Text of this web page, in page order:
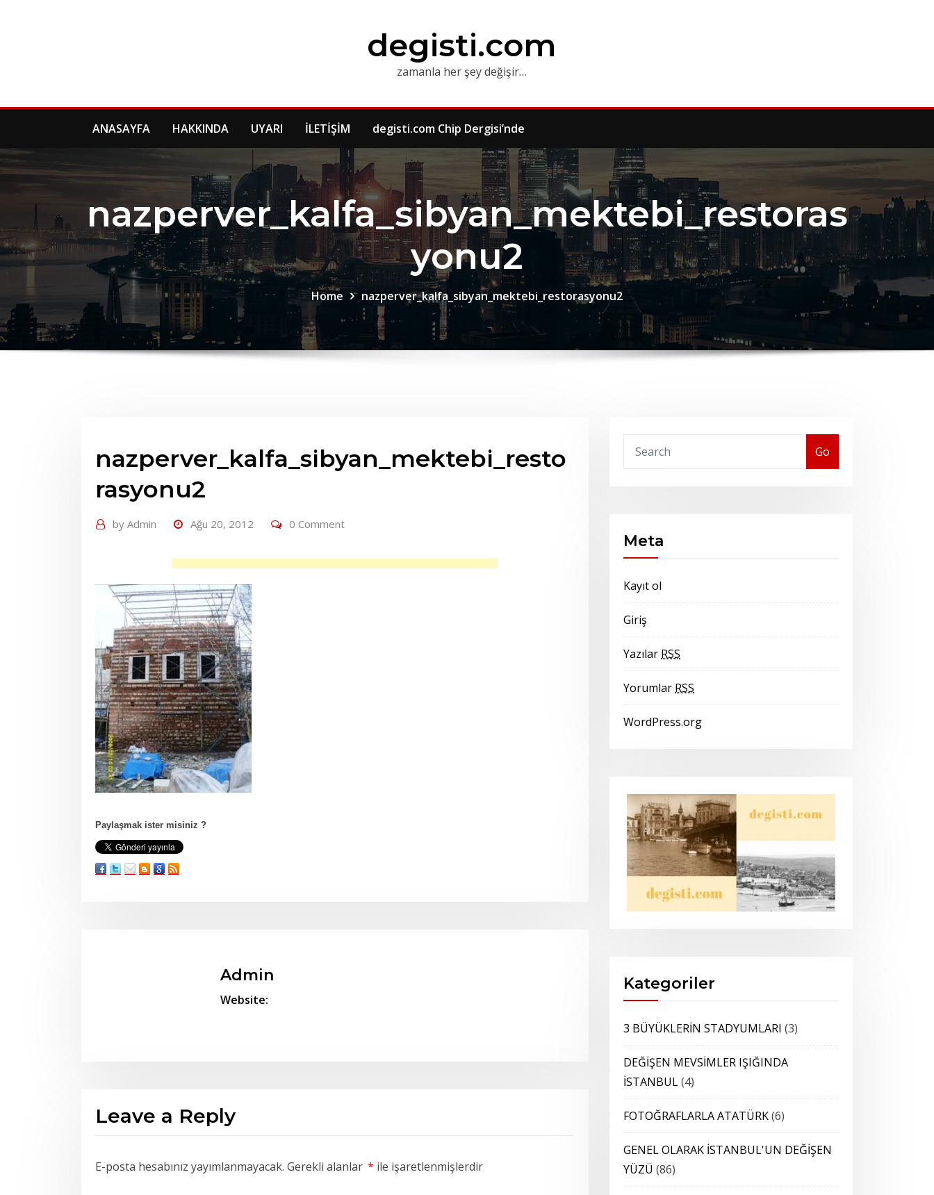
degisti.com
zamanla her şey değişir…
ANASAYFA HAKKINDA UYARI İLETİŞİM degisti.com Chip Dergisi’nde
nazperver_kalfa_sibyan_mektebi_restoras
yonu2
Home nazperver_kalfa_sibyan_mektebi_restorasyonu2
nazperver_kalfa_sibyan_mektebi_resto
rasyonu2
by Admin Ağu 20, 2012 0 Comment
Paylaşmak ister misiniz ?
Admin
Website:
Leave a Reply
E-posta hesabınız yayımlanmayacak. Gerekli alanlar * ile işaretlenmişlerdir
Go
Meta
Kayıt ol
Giriş
Yazılar RSS
Yorumlar RSS
WordPress.org
Kategoriler
3 BÜYÜKLERİN STADYUMLARI (3)
DEĞİŞEN MEVSİMLER IŞIĞINDA
İSTANBUL(4)
FOTOĞRAFLARLA ATATÜRK(6)
GENEL OLARAK İSTANBUL'UN DEĞİŞEN
YÜZÜ (86)